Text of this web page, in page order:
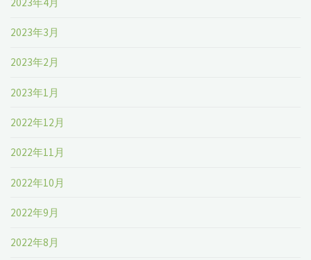
2023年3月
2023年2月
2023年1月
2022年12月
2022年11月
2022年10月
2022年9月
2022年8月